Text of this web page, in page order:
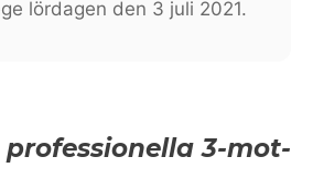
lördagen den 3 juli 2021.
professionella 3-mot-